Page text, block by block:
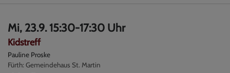
Mi, 23.9. 15:30-17:30 Uhr
Kidstreff
Pauline Proske
Fürth Gemeindehaus St. Martin